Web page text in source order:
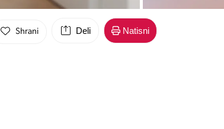
Shrani Deli Natisni